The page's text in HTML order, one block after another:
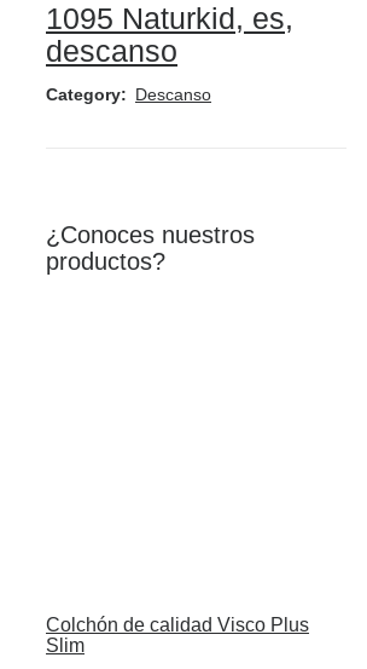
1095 Naturkid, es,
descanso
Category: Descanso
¿Conoces nuestros
productos?
Colchón de calidad Visco Plus
Slim